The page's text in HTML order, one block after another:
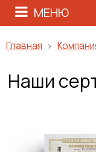
МЕНЮ
Главная
Наши